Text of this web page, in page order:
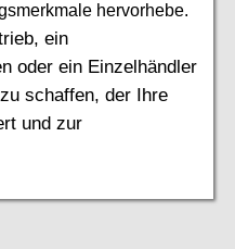
hervorhebe.
ein
oder ein Einzelhändler
schaffen, der Ihre
und zur